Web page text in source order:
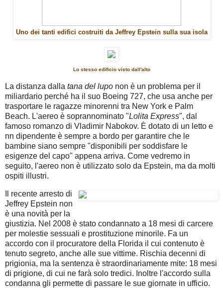
Uno dei tanti edifici costruiti da Jeffrey Epstein sulla sua isola
Lo stesso edificio visto dall'alto
La distanza dalla tana del lupo non è un problema per il
miliardario perché ha il suo Boeing 727, che usa anche per
trasportare le ragazze minorenni tra New York e Palm
Beach. L'aereo è soprannominato "Lolita Express", dal
famoso romanzo di Vladimir Nabokov. È dotato di un letto e
nn dipendente è sempre a bordo per garantire che le
bambine siano sempre "disponibili per soddisfare le
esigenze del capo" appena arriva. Come vedremo in
seguito, l'aereo non è utilizzato solo da Epstein, ma da molti
ospiti illustri.
Il recente arresto di
Jeffrey Epstein non
è una novità per la
giustizia. Nel 2008 è stato condannato a 18 mesi di carcere
per molestie sessuali e prostituzione minorile. Fa un
accordo con il procuratore della Florida il cui contenuto è
tenuto segreto, anche alle sue vittime. Rischia decenni di
prigionia, ma la sentenza è straordinariamente mite: 18 mesi
di prigione, di cui ne farà solo tredici. Inoltre l'accordo sulla
condanna gli permette di passare le sue giornate in ufficio.